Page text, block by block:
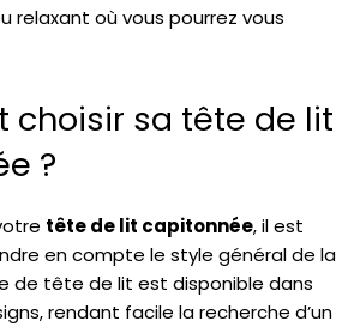
relaxant où vous pourrez vous
choisir sa tête de lit
?
tête de lit capitonnée, il est
en compte le style général de la
de tête de lit est disponible dans
rendant facile la recherche d’un